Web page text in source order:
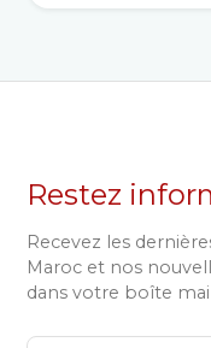
Restez
Recevez les
Maroc et nos
dans votre boîte